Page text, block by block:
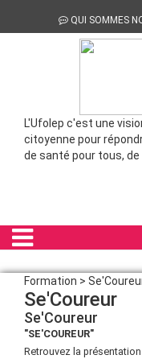
QUI SOMMES
L'Ufolep c'est une
citoyenne pour
de santé pour tous,
Formation >
Se'Coureur
Se'Coureur
"SE'COUREUR"
Retrouvez la